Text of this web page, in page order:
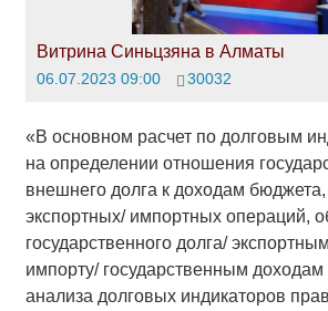
Витрина Синьцзяна в Алматы
06.07.2023 09:00 30032
«В основном расчет по долговым
на определении отношения
внешнего долга к доходам
экспортных/ импортных операций,
государственного долга/
импорту/ государственным
анализа долговых индикаторов